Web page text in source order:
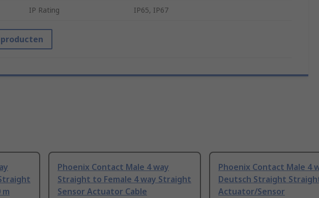
IP Rating IP65, IP67
Phoenix Contact Male 4 way
Straight to Female 4 way Straight
Sensor Actuator Cable
Phoenix Contact Male 4
Deutsch Straight
Actuator/Sensor